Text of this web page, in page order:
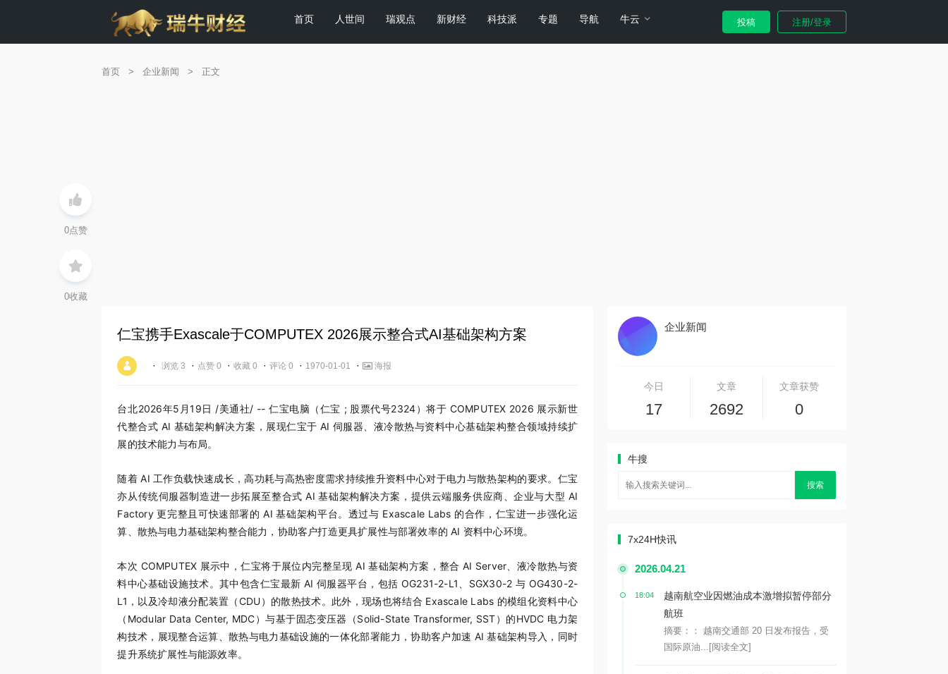
首页 人世间 瑞观点 新财经 科技派 专题 导航 牛云 投稿 注册/登录
0点赞
0收藏
首页 > 企业新闻 > 正文
仁宝携手Exascale于COMPUTEX 2026展示整合式AI基础架构方案
· 浏览 3 · 点赞 0 · 收藏 0 · 评论 0 · 1970-01-01 · 海报
台北2026年5月19日 /美通社/ -- 仁宝电脑（仁宝 ; 股票代号2324）将于 COMPUTEX 2026 展示新世
代整合式 AI 基础架构解决方案，展现仁宝于 AI 伺服器、液冷散热与资料中心基础架构整合领域持续扩
展的技术能力与布局。
随着 AI 工作负载快速成长，高功耗与高热密度需求持续推升资料中心对于电力与散热架构的要求。仁宝
亦从传统伺服器制造进一步拓展至整合式 AI 基础架构解决方案，提供云端服务供应商、企业与大型 AI
Factory 更完整且可快速部署的 AI 基础架构平台。透过与 Exascale Labs 的合作，仁宝进一步强化运
算、散热与电力基础架构整合能力，协助客户打造更具扩展性与部署效率的 AI 资料中心环境。
本次 COMPUTEX 展示中，仁宝将于展位内完整呈现 AI 基础架构方案，整合 AI Server、液冷散热与资
料中心基础设施技术。其中包含仁宝最新 AI 伺服器平台，包括 OG231-2-L1、SGX30-2 与 OG430-2-
L1，以及冷却液分配装置 （CDU）的散热技术。此外，现场也将结合 Exascale Labs 的模组化资料中心
（Modular Data Center, MDC）与基于固态变压器（Solid-State Transformer, SST）的HVDC 电力架
构技术，展现整合运算、散热与电力基础设施的一体化部署能力，协助客户加速 AI 基础架构导入，同时
提升系统扩展性与能源效率。
企业新闻
今日
17
文章
2692
文章获赞
0
牛搜
搜索
7x24H快讯
2026.04.21
18:04
越南航空业因燃油成本激增拟暂停部分
航班
摘要：： 越南交通部 20 日发布报告，受
国际原油... [阅读全文]